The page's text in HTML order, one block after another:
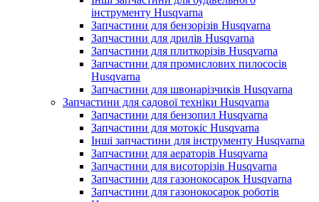
інструменту Husqvarna
Запчастини для бензорізів Husqvarna
Запчастини для дрилів Husqvarna
Запчастини для плиткорізів Husqvarna
Запчастини для промислових пилососів
Husqvarna
Запчастини для швонарізчиків Husqvarna
Запчастини для садової техніки Husqvarna
Запчастини для бензопил Husqvarna
Запчастини для мотокіс Husqvarna
Інші запчастини для інструменту Husqvarna
Запчастини для аераторів Husqvarna
Запчастини для висоторізів Husqvarna
Запчастини для газонокосарок Husqvarna
Запчастини для газонокосарок роботів